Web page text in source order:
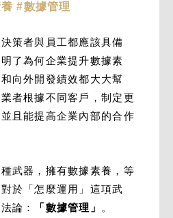
#數據管理
策者與員工都應該具備
明了為何企業提升數據素
向外開發績效都大大幫
者根據不同客戶，制定更
且能提高企業內部的合作
武器，擁有數據素養，等
於「怎麼運用」這項武
論：
「數據管理」 。